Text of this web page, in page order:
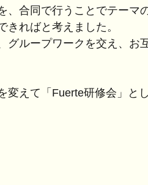
、合同で行うことでテーマ
ればと考えました。
グループワークを交え、お
えて「Fuerte研修会」と